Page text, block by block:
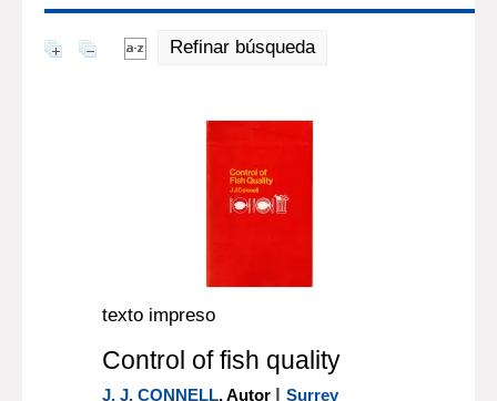
Refinar búsqueda
texto impreso
Control of fish quality
J. J. CONNELL, Autor |Surrey